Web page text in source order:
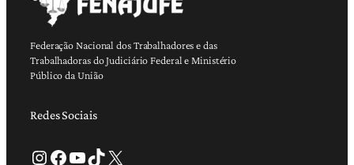
Federação Nacional dos Trabalhadores e das
Trabalhadoras do Judiciário Federal e Ministério
Público da União
Redes Sociais
Instagram Facebook Youtube TikTok X